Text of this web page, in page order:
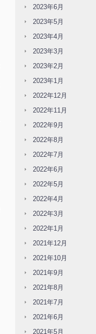
2023年6月
2023年5月
2023年4月
2023年3月
2023年2月
2023年1月
2022年12月
2022年11月
2022年9月
2022年8月
2022年7月
2022年6月
2022年5月
2022年4月
2022年3月
2022年1月
2021年12月
2021年10月
2021年9月
2021年8月
2021年7月
2021年6月
2021年5月